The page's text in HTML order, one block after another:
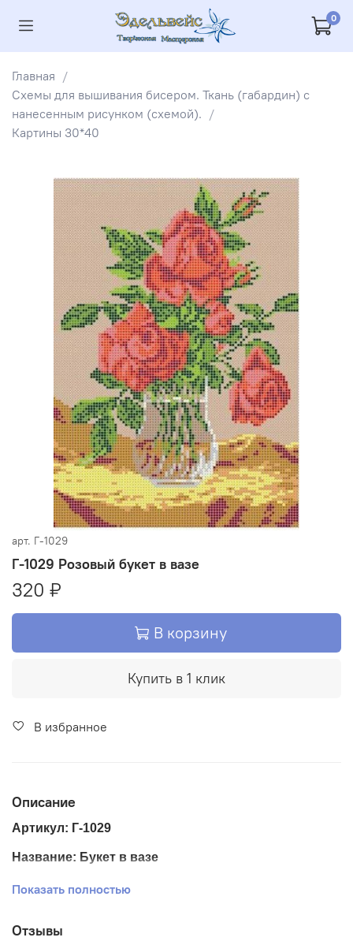
0
Главная
Схемы для вышивания бисером. Ткань (габардин) с
нанесенным рисунком (схемой).
Картины 30*40
арт. Г-1029
Г-1029 Розовый букет в вазе
320 ₽
В корзину
Купить в 1 клик
В избранное
Описание
Артикул: Г-1029
Название: Букет в вазе
Размер ткани 30*40 см
Показать полностью
Отзывы